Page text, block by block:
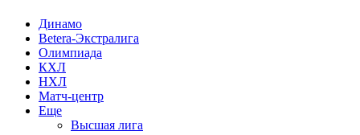
Динамо
Betera-Экстралига
Олимпиада
КХЛ
НХЛ
Матч-центр
Еще
Высшая лига